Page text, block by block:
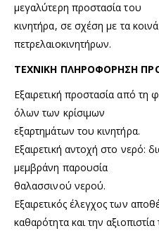
μεγαλύτερη προστασία του
κινητήρα, σε σχέση με τα
πετρελαιοκινητήρων.
ΤΕΧΝΙΚΗ ΠΛΗΡΟΦΟΡΗΣΗ
Εξαιρετική προστασία από
όλων των κρίσιμων
εξαρτημάτων του κινητήρα.
Εξαιρετική αντοχή στο νερό:
μεμβράνη παρουσία
θαλασσινού νερού.
Εξαιρετικός έλεγχος των
καθαρότητα και την αξιοπιστία